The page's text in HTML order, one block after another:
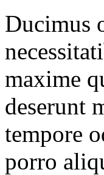
Ducimus
maxime
deserunt
tempore
porro